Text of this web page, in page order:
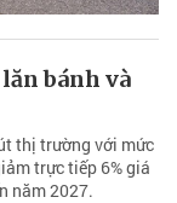
bánh và
thị trường với mức
trực tiếp 6% giá
năm 2027.